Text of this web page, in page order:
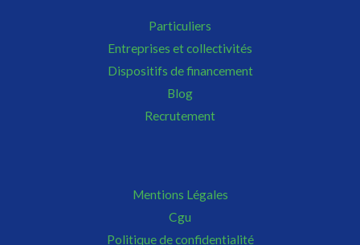
Particuliers
Entreprises et collectivités
Dispositifs de financement
Blog
Recrutement
Mentions Légales
Cgu
Politique de confidentialité